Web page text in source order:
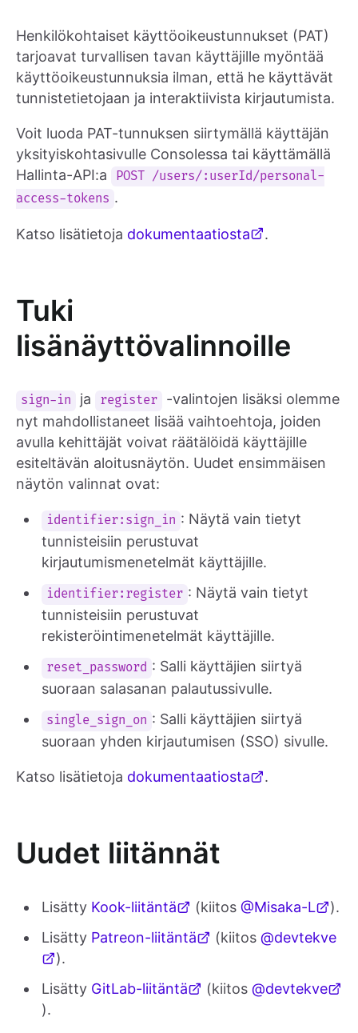
Henkilökohtaiset käyttöoikeustunnukset (PAT)
tarjoavat turvallisen tavan käyttäjille myöntää
käyttöoikeustunnuksia ilman, että he käyttävät
tunnistetietojaan ja interaktiivista kirjautumista.
Voit luoda PAT-tunnuksen siirtymällä käyttäjän
yksityiskohtasivulle Consolessa tai käyttämällä
Hallinta-API:a
POST /users/:userId/personal-
access-tokens .
Katso lisätietoja dokumentaatiosta .
Tuki
lisänäyttövalinnoille
sign-in ja register
-valintojen lisäksi olemme
nyt mahdollistaneet lisää vaihtoehtoja, joiden
avulla kehittäjät voivat räätälöidä käyttäjille
esiteltävän aloitusnäytön. Uudet ensimmäisen
näytön valinnat ovat:
identifier:sign_in : Näytä vain tietyt
tunnisteisiin perustuvat
kirjautumismenetelmät käyttäjille.
identifier:register : Näytä vain tietyt
tunnisteisiin perustuvat
rekisteröintimenetelmät käyttäjille.
reset_password : Salli käyttäjien siirtyä
suoraan salasanan palautussivulle.
single_sign_on : Salli käyttäjien siirtyä
suoraan yhden kirjautumisen (SSO) sivulle.
Katso lisätietoja dokumentaatiosta .
Uudet liitännät
Lisätty Kook-liitäntä (kiitos @Misaka-L
).
Lisätty Patreon-liitäntä (kiitos @devtekve
).
Lisätty GitLab-liitäntä (kiitos @devtekve
).